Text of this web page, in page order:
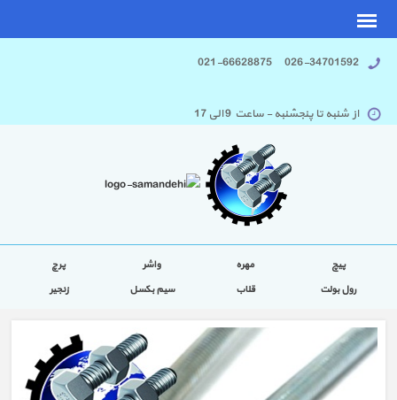
026-34701592 021-66628875
از شنبه تا پنجشنبه - ساعت 9 الی 17
پیچ مهره واشر
پرچ
رول بولت
قلاب سیم بکسل زنجیر